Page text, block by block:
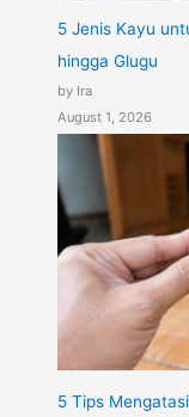
5 Jenis Kayu
hingga Glugu
by Ira
August 1, 2026
5 Tips